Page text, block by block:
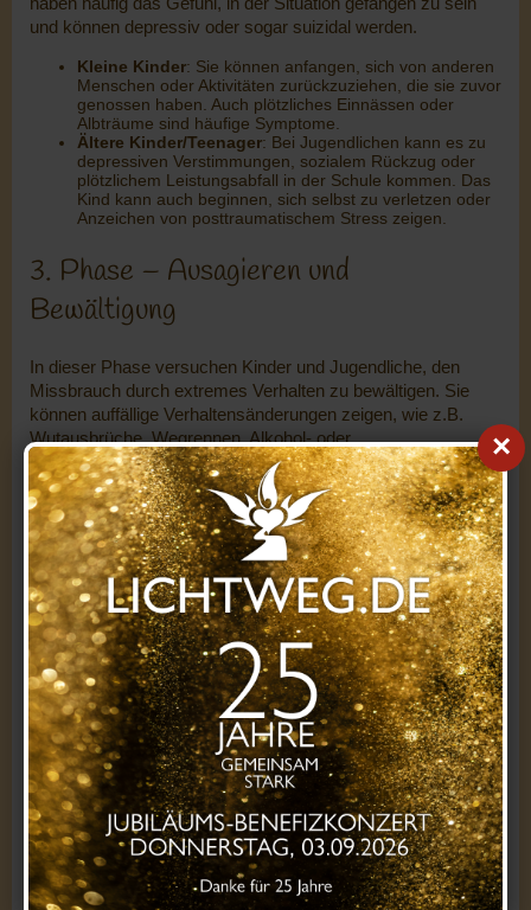
×
und können depressiv oder sogar suizidal werden.
Kleine Kinder: Sie können anfangen, sich von anderen
Menschen oder Aktivitäten zurückzuziehen, die sie zuvor
genossen haben. Auch plötzliches Einnässen oder
Albträume sind häufige Symptome.
Ältere Kinder/Teenager: Bei Jugendlichen kann es zu
depressiven Verstimmungen, sozialem Rückzug oder
plötzlichem Leistungsabfall in der Schule kommen. Das
Kind kann auch beginnen, sich selbst zu verletzen oder
Anzeichen von posttraumatischem Stress zeigen.
3. Phase – Ausagieren und
Bewältigung
In dieser Phase versuchen Kinder und Jugendliche, den
Missbrauch durch extremes Verhalten zu bewältigen. Sie
können auffällige Verhaltensänderungen zeigen, wie z.B.
Wutausbrüche, Wegrennen, Alkohol- oder
Drogenmissbrauch, oder riskantes sexuelles Verhalten.
Diese Reaktionen sind oft ein Versuch, mit den
überwältigenden Gefühlen umzugehen oder die Kontrolle
über ihren Körper zurückzuerlangen.
Kleine Kinder: Sie können aggressiver werden oder
häufiger körperliche Auseinandersetzungen mit anderen
Kindern oder Erwachsenen haben. Auch unerklärliche
Angst vor bestimmten Personen oder Orten ist typisch.
Ältere Kinder/Teenager: In dieser Phase suchen
Jugendliche oft nach Wegen, sich selbst zu betäuben.
Sie können in sexuellem Verhalten „erwachsen“ wirken,
Drogen oder Alkohol missbrauchen oder kriminelle
Aktivitäten in Betracht ziehen, um das Gefühl der
Machtlosigkeit zu überwinden.
4. Phase – Zögerliche Offenbarung
Die vierte Phase ist, wenn das Kind versucht, den
Missbrauch zu offenbaren, allerdings oft mit großer Angst.
Sie fürchten, dass der Missbrauch die Familie zerstören